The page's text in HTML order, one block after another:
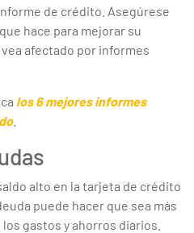
de crédito. Asegúrese
hace para mejorar su
afectado por informes
los 6 mejores informes
.
alto en la tarjeta de crédito
puede hacer que sea más
gastos y ahorros diarios.